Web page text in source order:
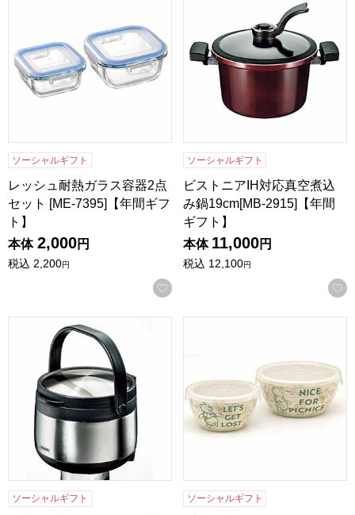
ソーシャルギフト
レッシュ耐熱ガラス容器2点
セット [ME-7395]【年間ギフ
ト】
本体 2,000円
税込 2,200円
お気に入りに登録する
ソーシャルギフト
ビストニアIH対応真空煮込
み鍋19cm[MB-2915]【年間
ギフト】
本体 11,000円
税込 12,100円
真空保温調理鍋 [37495]【年間ギフト】
ソーシャルギフト ソーシャルギフト